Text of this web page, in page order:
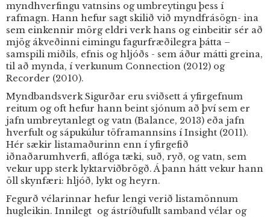
myndhverfingu vatnsins og umbreytingu þess í
rafmagn. Hann hefur sagt skilið við myndfrásögn- ina
sem einkennir mörg eldri verk hans og einbeitir sér að
mjög ákveðinni eimingu fagurfræðilegra þátta –
samspili miðils, efnis og hljóðs - sem áður mátti greina,
til að mynda, í verkunum Connection (2012) og
Recorder (2010).
Myndbandsverk Sigurðar eru sviðsett á yfirgefnum
reitum og oft hefur hann beint sjónum að því sem er
jafn umbreytanlegt og vatn (Balance, 2013) eða jafn
hverfult og sápukúlur töframannsins í Insight (2011).
Hér sækir listamaðurinn enn í yfirgefið
iðnaðarumhverfi, aflóga tæki, suð, ryð, og vatn, sem
vekur upp sterk lyktarviðbrögð. Á þann hátt vekur hann
öll skynfæri: hljóð, lykt og heyrn.
Fegurð vélarinnar hefur lengi verið listamönnum
hugleikin. Innilegt og ástríðufullt samband vélar og